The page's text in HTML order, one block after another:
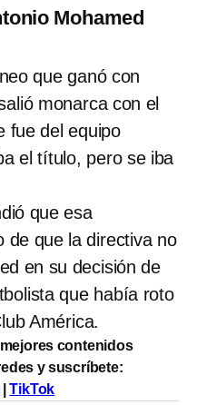
Mohamed
que ganó con
monarca con el
fue del equipo
el título, pero se iba
que esa
de que la directiva no
en su decisión de
que había roto
América.
contenidos
y suscríbete:
|TikTok